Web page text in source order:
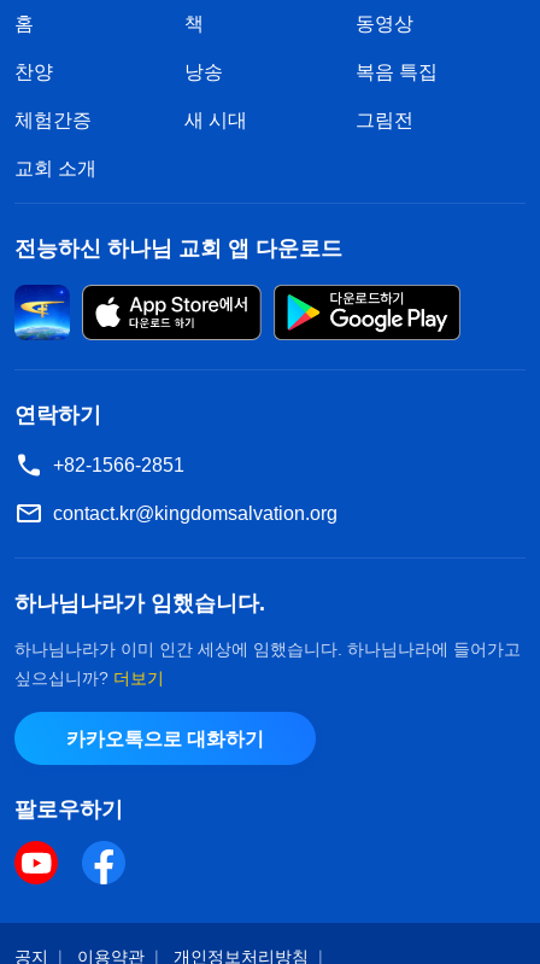
홈 책 동영상
찬양 낭송 복음 특집
체험간증 새 시대 그림전
교회 소개
전능하신 하나님 교회 앱 다운로드
연락하기
+82-1566-2851
contact.kr@kingdomsalvation.org
하나님나라가 임했습니다.
하나님나라가 이미 인간 세상에 임했습니다. 하나님나라에 들어가고
싶으십니까? 더보기
카카오톡으로 대화하기
팔로우하기
공지 이용약관 개인정보처리방침